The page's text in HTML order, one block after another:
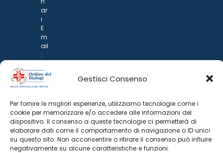
Gestisci Consenso
Per fornire le migliori esperienze, utilizziamo tecnologie come i
cookie per memorizzare e/o accedere alle informazioni del
dispositivo. Il consenso a queste tecnologie ci permetterà di
elaborare dati come il comportamento di navigazione o ID unici
su questo sito. Non acconsentire o ritirare il consenso può influire
negativamente su alcune caratteristiche e funzioni.
ar
i
E
m
ail
:
d
@
o
n
ar
i.it